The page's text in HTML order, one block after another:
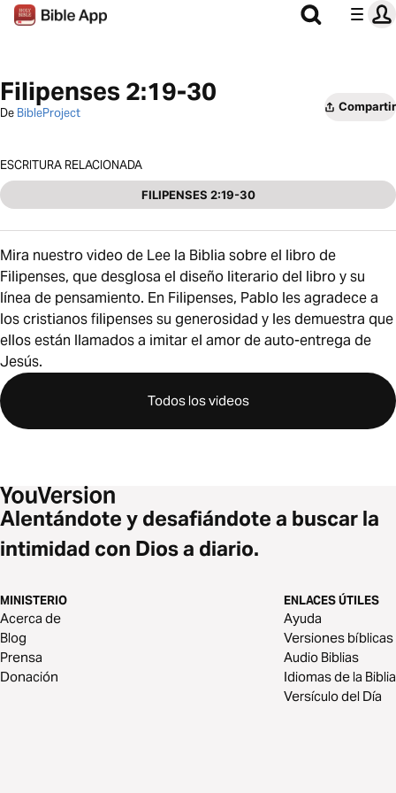
Filipenses 2:19-30
De BibleProject Compartir
ESCRITURA RELACIONADA
FILIPENSES 2:19-30
Mira nuestro video de Lee la Biblia sobre el libro de
Filipenses, que desglosa el diseño literario del libro y su
línea de pensamiento. En Filipenses, Pablo les agradece a
los cristianos filipenses su generosidad y les demuestra que
ellos están llamados a imitar el amor de auto-entrega de
Jesús.
Todos los videos
Alentándote y desafiándote a buscar la
intimidad con Dios a diario.
MINISTERIO
Acerca de
Blog
Prensa
Donación
ENLACES ÚTILES
Ayuda
Versiones bíblicas
Audio Biblias
Idiomas de la Biblia
Versículo del Día